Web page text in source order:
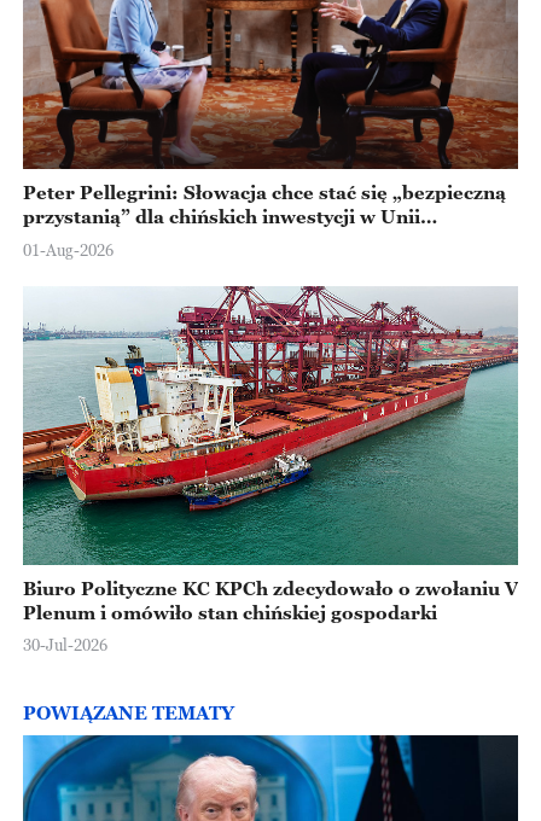
Peter Pellegrini: Słowacja chce stać się „bezpieczną
przystanią” dla chińskich inwestycji w Unii
Europejskiej
01-Aug-2026
Biuro Polityczne KC KPCh zdecydowało o zwołaniu V
Plenum i omówiło stan chińskiej gospodarki
30-Jul-2026
POWIĄZANE TEMATY